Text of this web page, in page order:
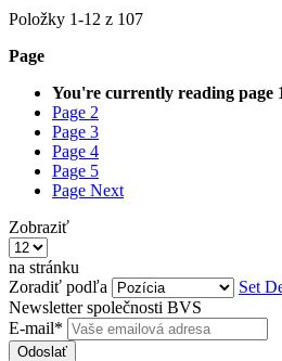
Položky 1-12 z 107
Page
You're currently reading page
Page 2
Page 3
Page 4
Page 5
Page Next
Zobraziť
na stránku
Zoradiť podľa
Set
Newsletter společnosti BVS
E-mail*
Odoslať